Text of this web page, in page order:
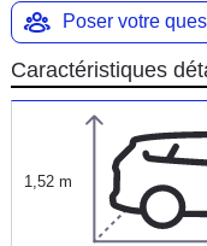
Poser votre
Caractéristiques
1,52 m